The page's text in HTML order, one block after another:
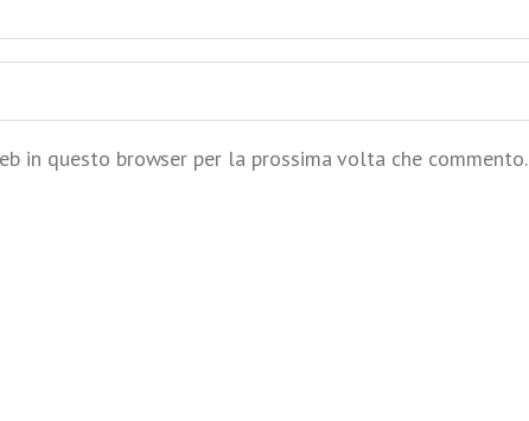
in questo browser per la prossima volta che commento.